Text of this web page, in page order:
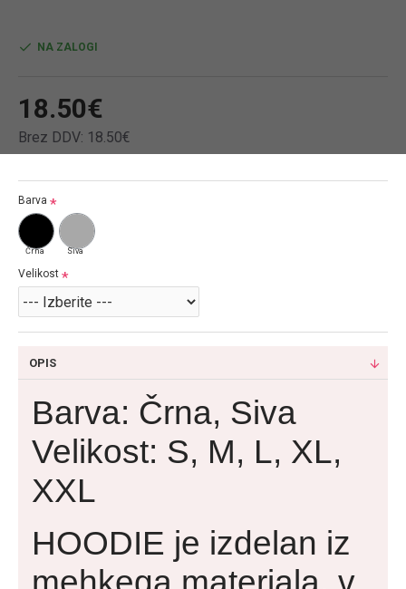
18.50€
Brez DDV: 18.50€
NA ZALOGI
Barva
Črna Siva
Velikost
OPIS
Barva: Črna, Siva
Velikost: S, M, L, XL,
XXL
HOODIE je izdelan iz